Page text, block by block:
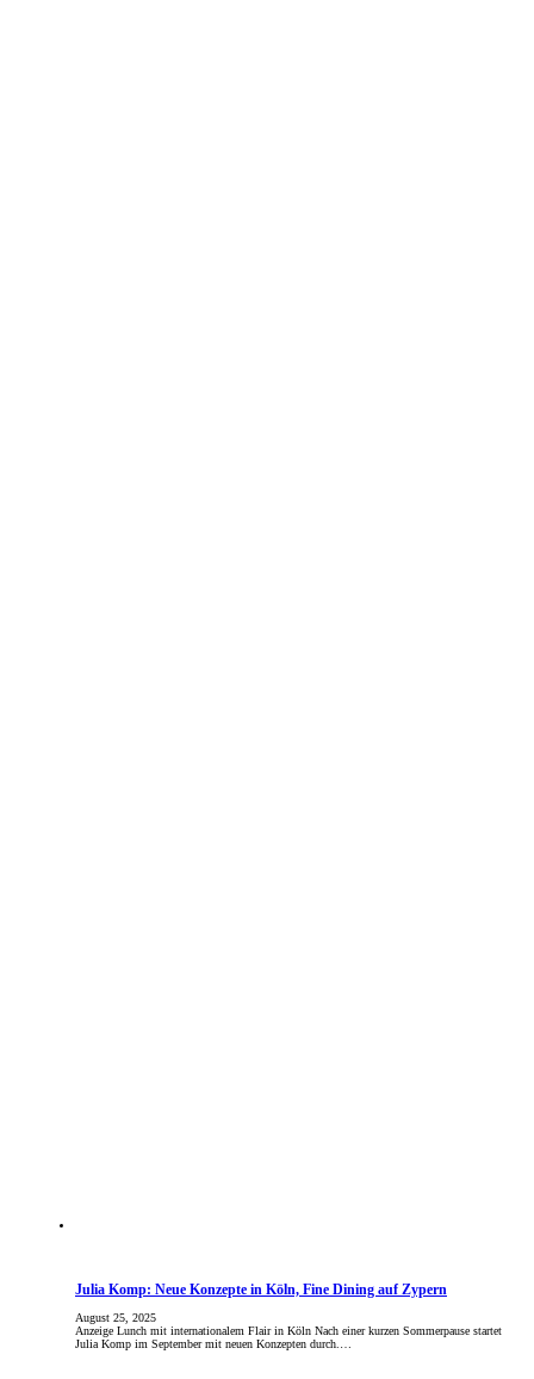
Julia Komp: Neue Konzepte in Köln, Fine Dining auf Zypern
August 25, 2025
Anzeige Lunch mit internationalem Flair in Köln Nach einer kurzen Sommerpause startet
Julia Komp im September mit neuen Konzepten durch.…